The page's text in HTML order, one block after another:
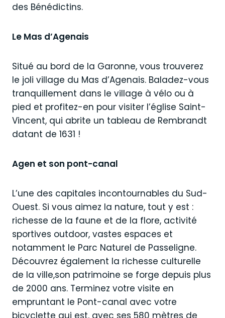
des Bénédictins.
Le Mas d’Agenais
Situé au bord de la Garonne, vous trouverez
le joli village du Mas d’Agenais. Baladez-vous
tranquillement dans le village à vélo ou à
pied et profitez-en pour visiter l’église Saint-
Vincent, qui abrite un tableau de Rembrandt
datant de 1631 !
Agen et son pont-canal
L’une des capitales incontournables du Sud-
Ouest. Si vous aimez la nature, tout y est :
richesse de la faune et de la flore, activité
sportives outdoor, vastes espaces et
notamment le Parc Naturel de Passeligne.
Découvrez également la richesse culturelle
de la ville,son patrimoine se forge depuis plus
de 2000 ans. Terminez votre visite en
empruntant le Pont-canal avec votre
bicyclette qui est, avec ses 580 mètres de